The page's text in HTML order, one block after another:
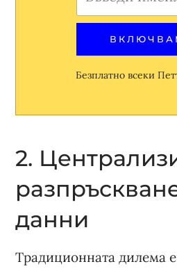
Безплатно всеки
2.
данни
Традиционната дилема